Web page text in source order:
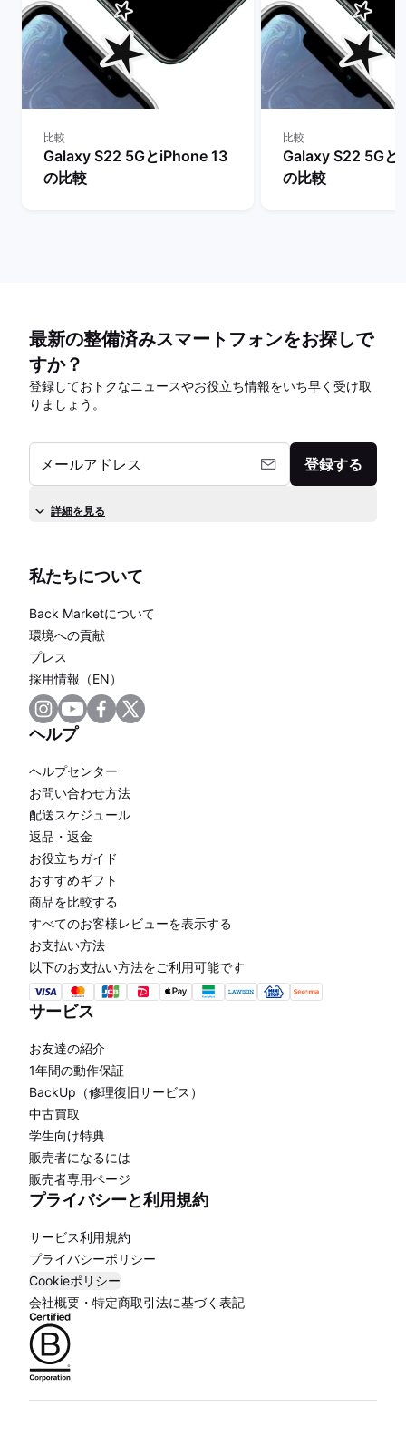
比較
Galaxy S22 5GとiPhone 13
の比較
比較
Galaxy S22 5Gと
の比較
最新の整備済みスマートフォンをお探しで
すか？
登録しておトクなニュースやお役立ち情報をいち早く受け取
りましょう。
メールアドレス 登録する
詳細を見る
私たちについて
Back Marketについて
環境への貢献
プレス
採用情報（EN）
ヘルプ
ヘルプセンター
お問い合わせ方法
配送スケジュール
返品・返金
お役立ちガイド
おすすめギフト
商品を比較する
すべてのお客様レビューを表示する
お支払い方法
以下のお支払い方法をご利用可能です
サービス
お友達の紹介
1年間の動作保証
BackUp（修理復旧サービス）
中古買取
学生向け特典
販売者になるには
販売者専用ページ
プライバシーと利用規約
サービス利用規約
プライバシーポリシー
Cookieポリシー
会社概要・特定商取引法に基づく表記